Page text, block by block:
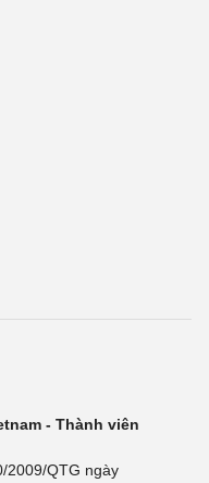
- Thành viên
2009/QTG ngày